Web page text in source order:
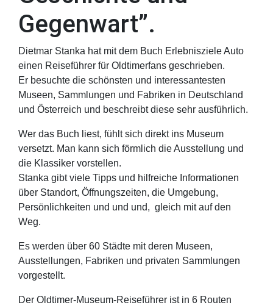
Gegenwart”.
Dietmar Stanka hat mit dem Buch Erlebnisziele Auto
einen Reiseführer für Oldtimerfans geschrieben.
Er besuchte die schönsten und interessantesten
Museen, Sammlungen und Fabriken in Deutschland
und Österreich und beschreibt diese sehr ausführlich.
Wer das Buch liest, fühlt sich direkt ins Museum
versetzt. Man kann sich förmlich die Ausstellung und
die Klassiker vorstellen.
Stanka gibt viele Tipps und hilfreiche Informationen
über Standort, Öffnungszeiten, die Umgebung,
Persönlichkeiten und und und, gleich mit auf den
Weg.
Es werden über 60 Städte mit deren Museen,
Ausstellungen, Fabriken und privaten Sammlungen
vorgestellt.
Der Oldtimer-Museum-Reiseführer ist in 6 Routen